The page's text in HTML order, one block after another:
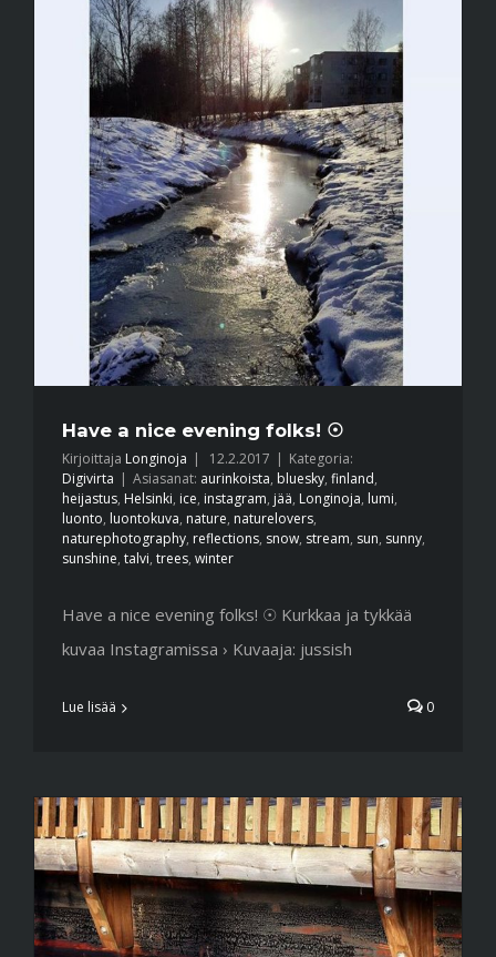
Have a nice evening folks! ☉
Kirjoittaja Longinoja 12.2.2017
Kategoria:
Digivirta
Asiasanat: aurinkoista, bluesky, finland,
heijastus, Helsinki, ice, instagram, jää, Longinoja, lumi,
luonto, luontokuva, nature, naturelovers,
naturephotography, reflections, snow, stream, sun, sunny,
sunshine, talvi, trees, winter
Have a nice evening folks! ☉ Kurkkaa ja tykkää
kuvaa Instagramissa › Kuvaaja: jussish
Lue lisää 0